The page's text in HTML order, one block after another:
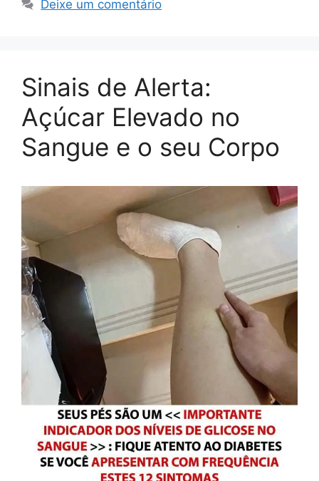
Deixe um comentário
Sinais de Alerta:
Açúcar Elevado no
Sangue e o seu Corpo